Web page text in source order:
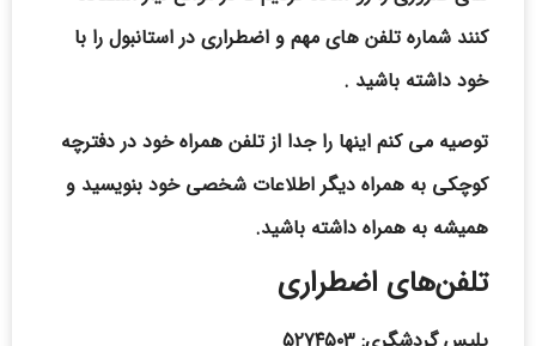
کنند شماره تلفن های مهم و اضطراری در استانبول را با
خود داشته باشید .
توصیه می کنم اینها را جدا از تلفن همراه خود در دفترچه
کوچکی به همراه دیگر اطلاعات شخصی خود بنویسید و
همیشه به همراه داشته باشید.
تلفن‌های اضطراری